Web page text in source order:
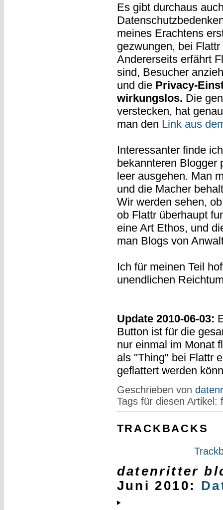
Es gibt durchaus
meines Erachtens
gezwungen, bei
Andererseits erfährt
sind, Besucher
und die Privacy-
wirkungslos. Die
verstecken, hat
man den Link aus
Interessanter finde
bekannteren Blogger
leer ausgehen. Man
und die Macher
Wir werden sehen,
ob Flattr überhaupt
eine Art Ethos, und
man Blogs von
Ich für meinen Teil
unendlichen
Update 2010-06-03:
Button ist für die
nur einmal im Monat
als "Thing" bei Flattr
geflattert werden
Geschrieben von
Tags für diesen Artikel:
TRACKBACKS
datenritter
Juni 2010: